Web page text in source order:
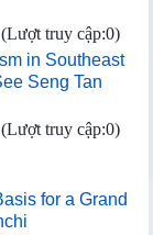
truy cập:0)
in Southeast
Seng Tan
truy cập:0)
for a Grand